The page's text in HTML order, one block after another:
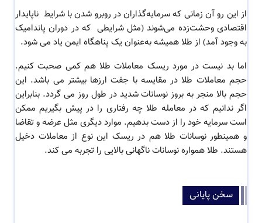
از این رو آن زمانی که سرمایه‌گذاران در روبرو شدن با شرایط ناپایدار
اقتصادی وحشت‌زده می‌شوند (مثل شرایطی که در دوران پاندامیک
به وجود آمد) از طلا همیشه به‌عنوان یک پناهگاه ایمن یاد می‌ شود.
اما بد نیست در مورد ریسک معاملات طلاهم کمی صحبت کنیم.
حجم معاملات طلا در مقایسه با جفت ارزها بیشتر می باشد. این
حجم بالا منجر به بروز نوسانات شدید در طول روز می گردد. بنابراین
اگر ندانیم که در معامله طلا چه رفتاری را در پیش بگیریم ممکن
است سرمایه خود را از دست بدهیم. موارد دیگری مثل عرضه و تقاضا
و همینطور نوسانات طلا هم در ریسک این نوع از معاملات دخیل
هستند. طلا همواره نوسانات ناگهانی بالایی را تجربه می کند.
سخن پایانی